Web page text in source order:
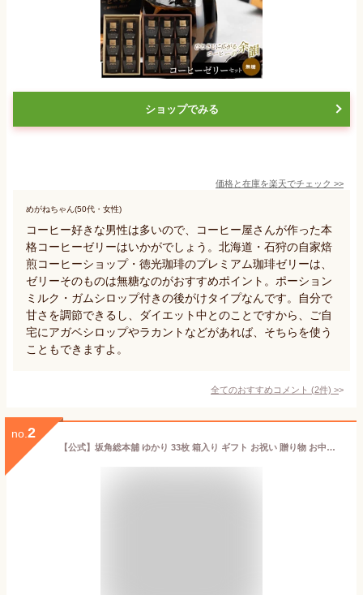
ショップでみる
価格と在庫を楽天でチェック >>
めがねちゃん(50代・女性)
コーヒー好きな男性は多いので、コーヒー屋さんが作った本
格コーヒーゼリーはいかがでしょう。北海道・石狩の自家焙
煎コーヒーショップ・徳光珈琲のプレミアム珈琲ゼリーは、
ゼリーそのものは無糖なのがおすすめポイント。ポーション
ミルク・ガムシロップ付きの後がけタイプなんです。自分で
甘さを調節できるし、ダイエット中とのことですから、ご自
宅にアガベシロップやラカントなどがあれば、そちらを使う
こともできますよ。
全てのおすすめコメント (2件) >
no. 2
【公式】坂角総本舖 ゆかり 33枚 箱入り ギフト お祝い 贈り物 お中元 御中元 帰省土産 お歳暮 えびせんべい 和菓子